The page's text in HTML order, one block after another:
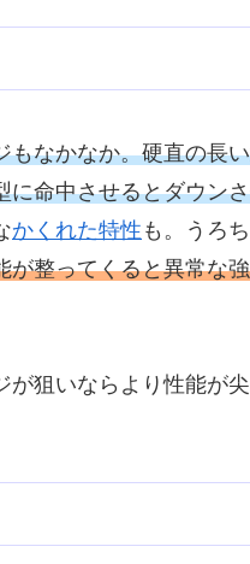
なかなか。硬直の長
命中させるとダウン
かくれた特性 も。うろ
が整ってくると異常な
が狙いならより性能が